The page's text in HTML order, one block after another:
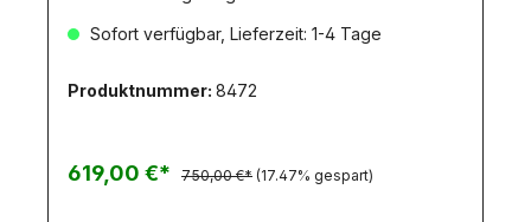
10kg. Mulde und Rückwand aus Stahlblech, laser-
(Rostschutz) geliefert.Radaufhängungen aus GFK
mit LängslenkernLuftfederattrappen
kugelgelagert!6 Breitreifen7-Kammer-
Rückleuchten (ohne
Sofort verfügbar, Lieferzeit: 1-4 Tage
Produktnummer: 8472
619,00 €* 750,00 €* (17.47% gespart)